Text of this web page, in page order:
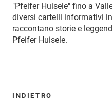
"Pfeifer Huisele" fino a
diversi cartelli informativi
raccontano storie e
Pfeifer Huisele.
INDIETRO